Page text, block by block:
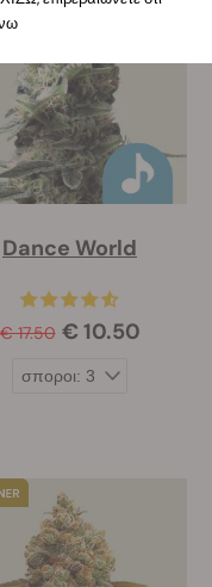
Dance World
€ 17.50 € 10.50